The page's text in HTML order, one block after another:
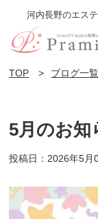
河内長野のエス
TOP ブログ一覧
5月のお知
投稿日：2026年5月